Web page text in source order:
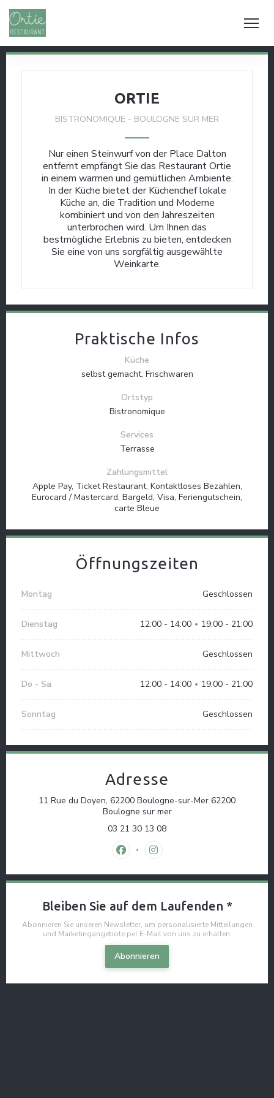
ORTIE
BISTRONOMIQUE - BOULOGNE SUR MER
Nur einen Steinwurf von der Place Dalton
entfernt empfängt Sie das Restaurant Ortie
in einem warmen und gemütlichen Ambiente.
In der Küche bietet der Küchenchef lokale
Küche an, die Tradition und Moderne
kombiniert und von den Jahreszeiten
unterbrochen wird. Um Ihnen das
bestmögliche Erlebnis zu bieten, entdecken
Sie eine von uns sorgfältig ausgewählte
Weinkarte.
Praktische Infos
Küche
selbst gemacht, Frischwaren
Ortstyp
Bistronomique
Services
Terrasse
Zahlungsmittel
Apple Pay, Ticket Restaurant, Kontaktloses Bezahlen,
Eurocard / Mastercard, Bargeld, Visa, Feriengutschein,
carte Bleue
Öffnungszeiten
Montag Geschlossen
Dienstag 12:00 - 14:00 • 19:00 - 21:00
Mittwoch Geschlossen
Do - Sa 12:00 - 14:00 • 19:00 - 21:00
Sonntag Geschlossen
Adresse
11 Rue du Doyen, 62200 Boulogne-sur-Mer 62200
Boulogne sur mer((öffnet ein neues
03 21 30 13 08
Facebook ((öffnet ein neues
Instagram ((öffnet ein
Bleiben Sie auf dem Laufenden *
Abonnieren Sie unseren Newsletter, um personalisierte Mitteilungen
und Marketingangebote per E-Mail von uns zu erhalten.
Abonnieren